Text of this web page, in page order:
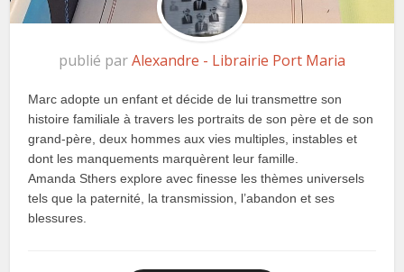
publié parAlexandre - Librairie Port Maria
Marc adopte un enfant et décide de lui transmettre son
histoire familiale à travers les portraits de son père et de son
grand-père, deux hommes aux vies multiples, instables et
dont les manquements marquèrent leur famille.
Amanda Sthers explore avec finesse les thèmes universels
tels que la paternité, la transmission, l’abandon et ses
blessures.